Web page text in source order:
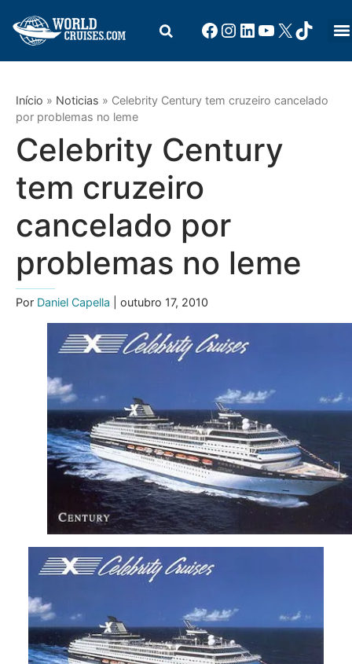
Início » Noticias » Celebrity Century tem cruzeiro cancelado
por problemas no leme
Celebrity Century
tem cruzeiro
cancelado por
problemas no leme
Por Daniel Capella | outubro 17, 2010